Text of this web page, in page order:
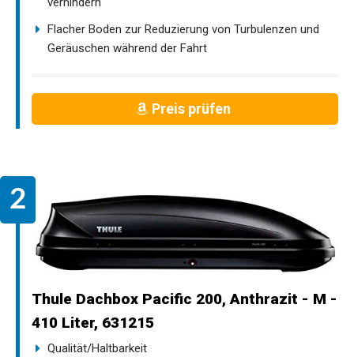
Flacher Boden zur Reduzierung von Turbulenzen und
Geräuschen während der Fahrt
Preis prüfen
Thule Dachbox Pacific 200, Anthrazit - M -
410 Liter, 631215
Qualität/Haltbarkeit